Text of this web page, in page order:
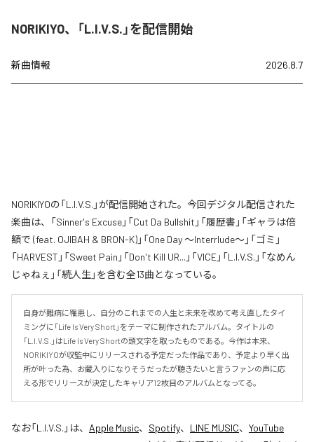
NORIKIYO、「L.I.V.S.」を配信開始
新曲情報 2026.8.7
NORIKIYOの「L.I.V.S.」が配信開始された。今回デジタル配信された
楽曲は、「Sinner's Excuse」「Cut Da Bullshit」「履歴書」「ギャラは倍
額で (feat. OJIBAH & BRON-K)」「One Day ～Interrlude～」「ゴミ」
「HARVEST」「Sweet Pain」「Don't Kill UR...」「VICE」「L.I.V.S.」「なめん
じゃねぇ」「続人生」を含む全13曲となっている。
自身が難病に罹患し、自分のこれまでの人生と未来を改めて考え直したタイ
ミングに「Life Is Very Short」をテーマに制作されたアルバム。タイトルの
「L.I.V.S.」はLife Is Very Shortの頭文字を取ったものである。今作は本来、
NORIKIYOが収監中にリリースされる予定だった作品であり、予定より早く出
所が叶った為、お蔵入りになりそうだったが聴きたいと言うファンの声に応
える形でリリースが決定したキャリア12枚目のアルバムとなってる。
なお「L.I.V.S. 」は、 Apple Music、 Spotify、 LINE MUSIC、 YouTube